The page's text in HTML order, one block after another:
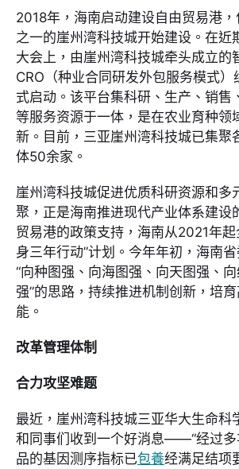
2018年，海南启动建设自由贸易港，
之一的崖州湾科技城开始建设。在近
大会上，由崖州湾科技城牵头成立的
CRO（种业合同研发外包服务模式）
式启动。该平台集科研、生产、销售
等服务资源于一体，是在农业育种领
新。目前，三亚崖州湾科技城已集聚
体50余家。
崖州湾科技城促进优质科研资源和多
聚，正是海南推进现代产业体系建设
贸易港的政策支持，海南从2021年起
身三年行动”计划。今年年初，海南
“向种图强、向海图强、向天图强、
强”的思路，持续推进机制创新，培
能。
改革管理体制
合力攻坚难题
最近，崖州湾科技城三亚华大生命科
和同事们收到一个好消息——“经过多
品的基因测序指标已包養经满足结项